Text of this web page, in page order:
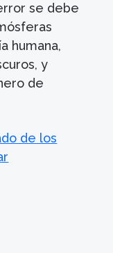
se debe
humana,
y
de
de los